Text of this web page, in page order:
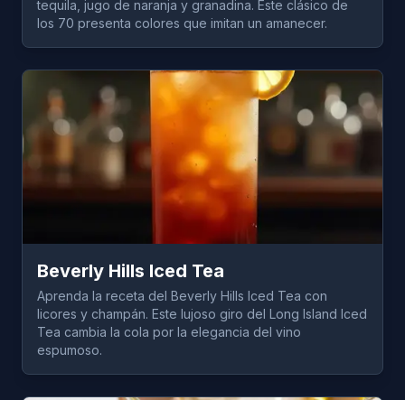
tequila, jugo de naranja y granadina. Este clásico de
los 70 presenta colores que imitan un amanecer.
Beverly Hills Iced Tea
Aprenda la receta del Beverly Hills Iced Tea con
licores y champán. Este lujoso giro del Long Island Iced
Tea cambia la cola por la elegancia del vino
espumoso.